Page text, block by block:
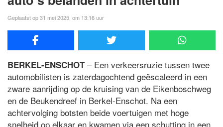
Geplaatst op 31 mei 2025, om 13:16 uur
BERKEL-ENSCHOT– Een verkeersruzie tussen twee
automobilisten is zaterdagochtend geëscaleerd in een
zware aanrijding op de kruising van de Eikenboschweg
en de Beukendreef in Berkel-Enschot. Na een
achtervolging botsten beide voertuigen met hoge
snelheid op elkaar en kwamen via een schutting in een